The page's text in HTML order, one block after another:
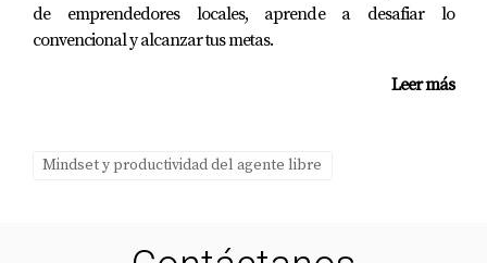
¿Qué tipo de formación debería buscar como
agente inmobiliario?
¿Es necesario tener un mentor en el sector
Sí, un mentor puede ofrecerte orientación
de emprendedores locales, aprende a desafiar lo
convencional y alcanzar tus metas.
Leer más
Mindset y productividad del agente libre